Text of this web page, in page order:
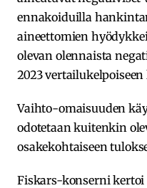
ennakoiduilla
aineettomien
olevan olennaista
2023
Vaihto-omaisuuden
odotetaan kuitenkin
osakekohtaiseen
Fiskars-konserni kertoi